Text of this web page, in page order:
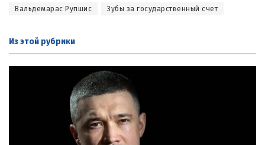
Вальдемарас Рупшис Зубы за государственный счет
Из этой рубрики